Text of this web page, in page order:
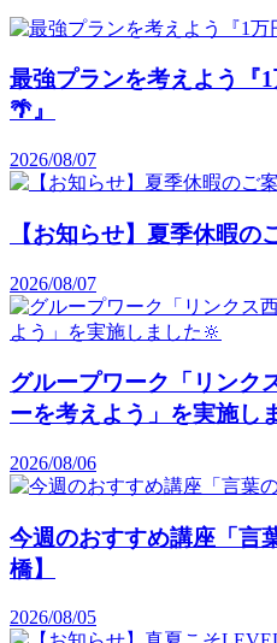
最強プランを考えよう『
🌴』
2026/08/07
【お知らせ】夏季休暇の
2026/08/07
グループワーク「リンク
ーを考えよう」を実施し
2026/08/06
今週のおすすめ講座「言
橋】
2026/08/05